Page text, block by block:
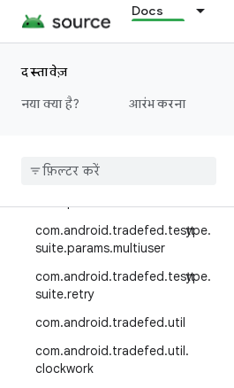
Docs
दस्तावेज़
नया क्या है?
आरंभ करना
try
com.android.tradefed.testtype.ru
com.android.tradefed.testtype.su
ite
com.android.tradefed.testtype.
suite.params.multiuser
com.android.tradefed.testtype.
suite.retry
com.android.tradefed.util
com.android.tradefed.util.
clockwork